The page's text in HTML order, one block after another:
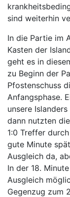
sind weiterhin
In die Partie im
Kasten der
geht es in
zu Beginn der
Pfostenschuss
Anfangsphase.
unsere
dann nutzten
1:0 Treffer
gute Minute
Ausgleich da,
In der 18.
Ausgleich
Gegenzug zum